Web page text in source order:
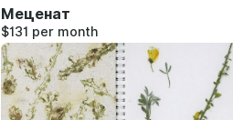
Меценат
$131 per month